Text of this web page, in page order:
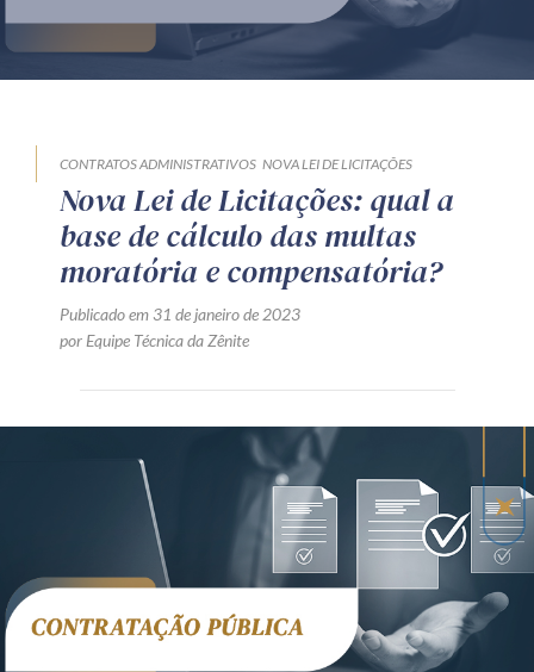
Produtos e serviços
Orientação por Escrito
Mentoria Zênite
Capacitação
Zênite Online
Eventos presenciais
Zênite in Company
Diferenciais
Receba por RSS
Av. Sete de Setembro, 4698
CONTRATOS ADMINISTRATIVOS NOVA LEI DE LICITAÇÕES
Nova Lei de Licitações: qual a
base de cálculo das multas
moratória e compensatória?
Publicado em 31 de janeiro de 2023
por Equipe Técnica da Zênite